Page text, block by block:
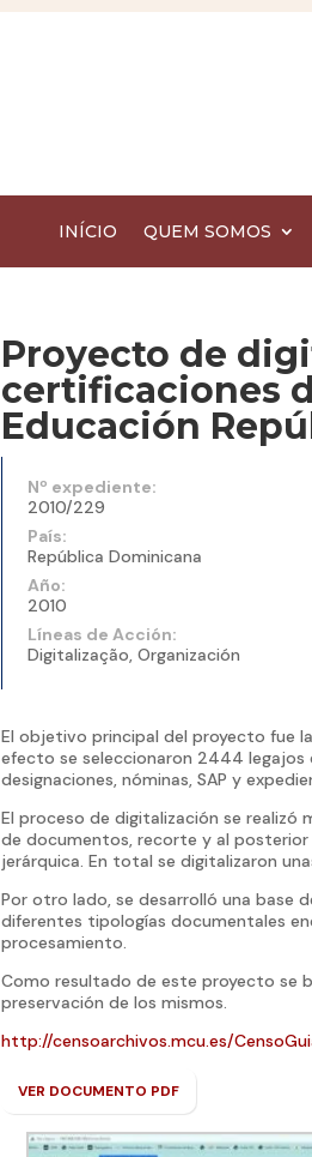
INÍCIO QUEM SOMOS
Proyecto de
certificaciones
Educación
Nº expediente:
2010/229
País:
República Dominicana
Año:
2010
Líneas de Acción:
Digitalização, Organización
El objetivo principal del proyecto fue
efecto se seleccionaron 2444 legajos
designaciones, nóminas, SAP y
El proceso de digitalización se realizó
de documentos, recorte y al
jerárquica. En total se digitalizaron
Por otro lado, se desarrolló una base
diferentes tipologías documentales
procesamiento.
Como resultado de este proyecto se
preservación de los mismos.
http://censoarchivos.mcu.es/
VER DOCUMENTO PDF